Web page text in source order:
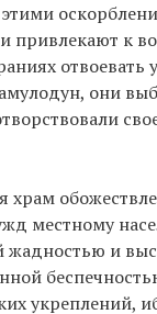
к
они
храм
местному
жадностью и
укреплений,